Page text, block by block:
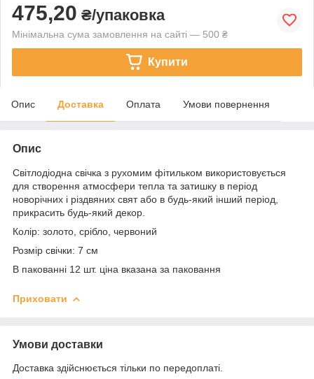
475,20 ₴/упаковка
Мінімальна сума замовлення на сайті — 500 ₴
Купити
Опис Доставка Оплата Умови повернення
Опис
Світлодіодна свічка з рухомим фітильком використовується
для створення атмосфери тепла та затишку в період
новорічних і різдвяних свят або в будь-який інший період,
прикрасить будь-який декор.
Колір: золото, срібло, червоний
Розмір свічки: 7 см
В пакованні 12 шт. ціна вказана за паковання
Приховати
Умови доставки
Доставка здійснюється тільки по передоплаті.